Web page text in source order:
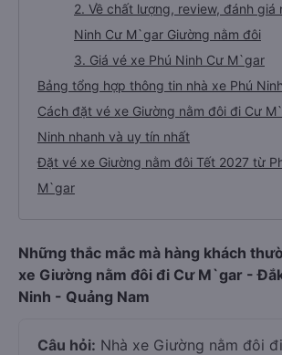
2. Về chất lượng, review, đánh giá
Ninh Cư M`gar Giường nằm đôi
3. Giá vé xe Phú Ninh Cư M`gar
Bảng tổng hợp thông tin nhà xe Phú
Cách đặt vé xe Giường nằm đôi đi Cư
Ninh nhanh và uy tín nhất
Đặt vé xe Giường nằm đôi Tết 2027 từ
M`gar
Những thắc mắc mà hàng khách
xe Giường nằm đôi đi Cư M`gar -
Ninh - Quảng Nam
Câu hỏi: Nhà xe Giường nằm đôi